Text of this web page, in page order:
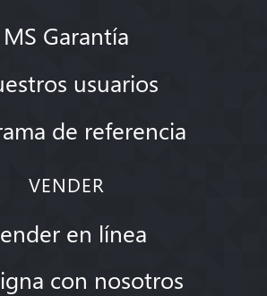
MS Garantía
usuarios
de referencia
VENDER
en línea
con nosotros